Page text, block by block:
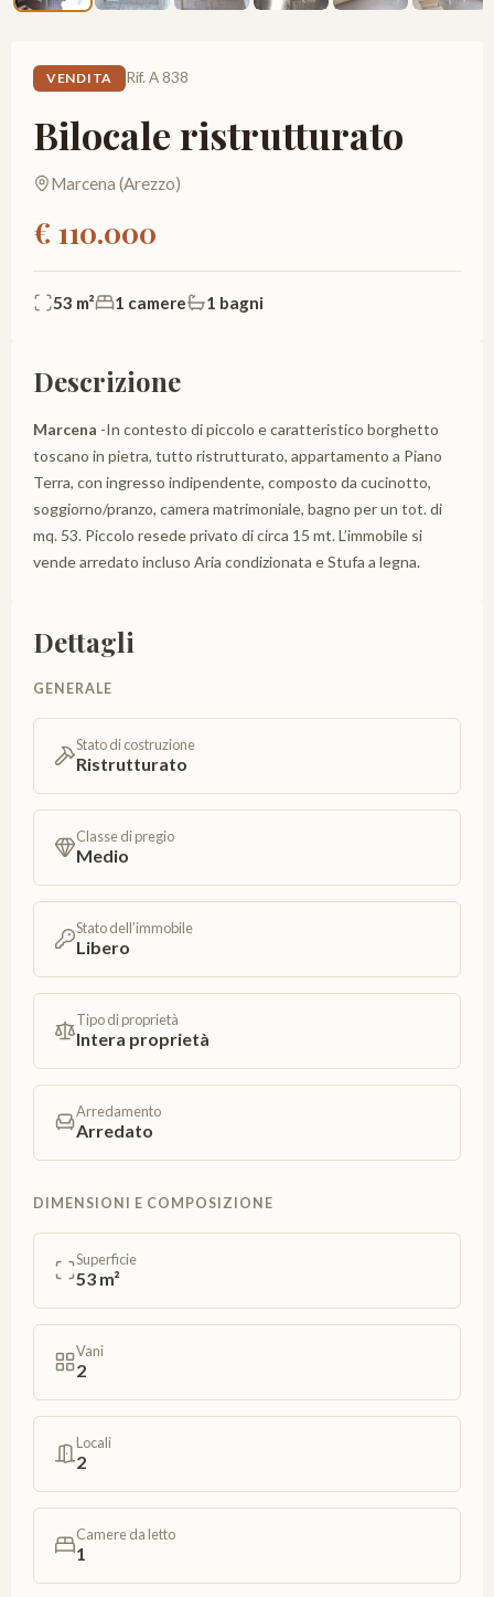
VENDITA Rif. A 838
Bilocale ristrutturato
Marcena (Arezzo)
€ 110.000
53 m² 1 camere 1 bagni
Descrizione
Marcena -In contesto di piccolo e caratteristico borghetto
toscano in pietra, tutto ristrutturato, appartamento a Piano
Terra, con ingresso indipendente, composto da cucinotto,
soggiorno/pranzo, camera matrimoniale, bagno per un tot. di
mq. 53. Piccolo resede privato di circa 15 mt. L’immobile si
vende arredato incluso Aria condizionata e Stufa a legna.
Dettagli
GENERALE
Stato di costruzione
Ristrutturato
Classe di pregio
Medio
Stato dell’immobile
Libero
Tipo di proprietà
Intera proprietà
Arredamento
Arredato
DIMENSIONI E COMPOSIZIONE
Superficie
53 m²
Vani
2
Locali
2
Camere da letto
1